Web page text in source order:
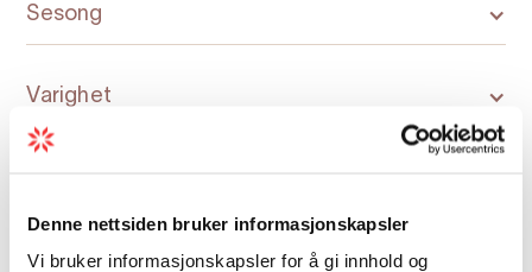
Denne nettsiden bruker informasjonskapsler
Vi bruker informasjonskapsler for å gi innhold og
august.
Hedlo Turisthytte
, 945 moh. Privat hytte.
Vivelid Fjellstova,880 moh. Privat hytte.
Betjent juli og august.
Sesong
Varighet